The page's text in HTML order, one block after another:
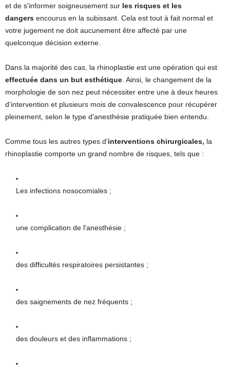
et de s'informer soigneusement sur les risques et les
dangers encourus en la subissant. Cela est tout à fait normal et
votre jugement ne doit aucunement être affecté par une
quelconque décision externe.
Dans la majorité des cas, la rhinoplastie est une opération qui est
effectuée dans un but esthétique . Ainsi, le changement de la
morphologie de son nez peut nécessiter entre une à deux heures
d’intervention et plusieurs mois de convalescence pour récupérer
pleinement, selon le type d'anesthésie pratiquée bien entendu.
Comme tous les autres types d'interventions chirurgicales, la
rhinoplastie comporte un grand nombre de risques, tels que :
Les infections nosocomiales ;
une complication de l'anesthésie ;
des difficultés respiratoires persistantes ;
des saignements de nez fréquents ;
des douleurs et des inflammations ;